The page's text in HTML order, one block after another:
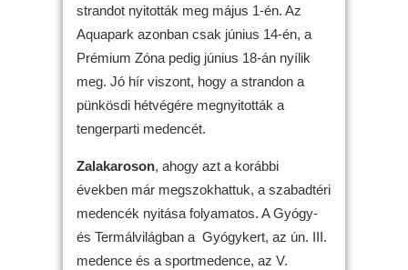
strandot nyitották meg május 1-én. Az
Aquapark azonban csak június 14-én, a
Prémium Zóna pedig június 18-án nyílik
meg. Jó hír viszont, hogy a strandon a
pünkösdi hétvégére megnyitották a
tengerparti medencét.
Zalakaroson, ahogy azt a korábbi
években már megszokhattuk, a szabadtéri
medencék nyitása folyamatos. A Gyógy-
és Termálvilágban a Gyógykert, az ún. III.
medence és a sportmedence, az V.